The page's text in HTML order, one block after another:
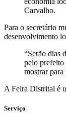
Carvalho.
Para o secretário
desenvolvimento
“Serão dias
pelo prefeito
mostrar para
A Feira Distrital é
Serviço